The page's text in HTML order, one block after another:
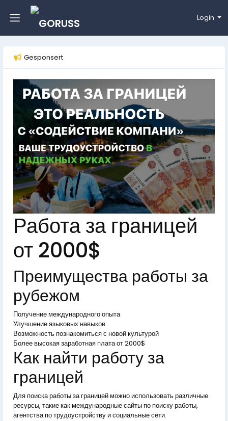
Login
Gesponsert
Работа за границей
от 2000$
Преимущества работы за
рубежом
Получение международного опыта
Улучшение языковых навыков
Возможность познакомиться с новой культурой
Более высокая заработная плата от 2000$
Как найти работу за
границей
Для поиска работы за границей можно использовать различные
ресурсы, такие как международные сайты по поиску работы,
агентства по трудоустройству и социальные сети.